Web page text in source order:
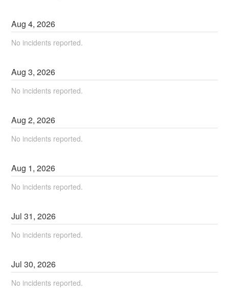
Aug4,2026
No incidents reported.
Aug3,2026
No incidents reported.
Aug2,2026
No incidents reported.
Aug 1,2026
No incidents reported.
Jul31,2026
No incidents reported.
Jul30,2026
No incidents reported.